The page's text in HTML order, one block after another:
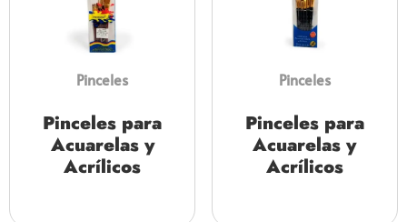
Pinceles
Pinceles para
Acuarelas y
Acrílicos
Pinceles
Pinceles para
Acuarelas y
Acrílicos